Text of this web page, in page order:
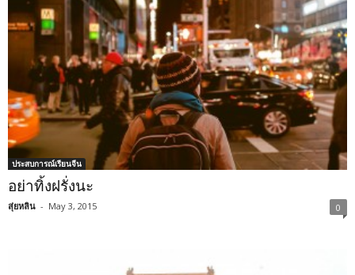
ประสบการณ์เรียนจีน
อย่าทิ้งฝรั่งนะ
สุ่ยหลิน - May 3, 2015 0